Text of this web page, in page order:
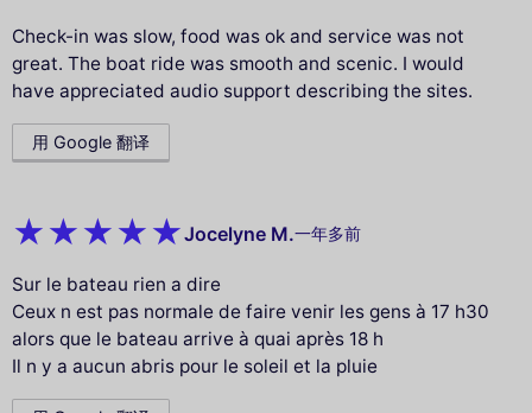
Check-in was slow, food was ok and service was not
great. The boat ride was smooth and scenic. I would
have appreciated audio support describing the sites.
用 Google 翻译
Jocelyne M.一年多前
Sur le bateau rien a dire
Ceux n est pas normale de faire venir les gens à 17 h30
alors que le bateau arrive à quai après 18 h
Il n y a aucun abris pour le soleil et la pluie